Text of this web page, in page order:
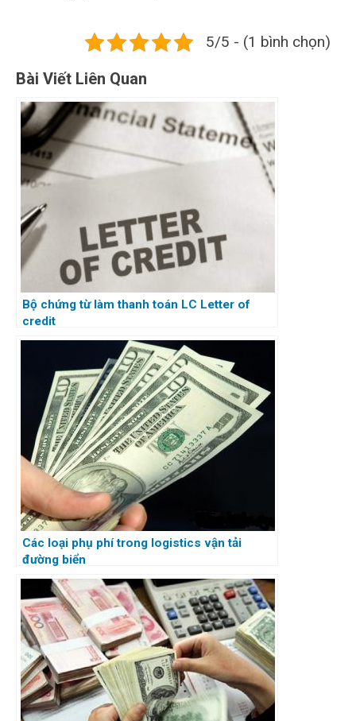
5/5 - (1 bình chọn)
Bài Viết Liên Quan
Bộ chứng từ làm thanh toán LC Letter of
credit
Các loại phụ phí trong logistics vận tải
đường biển